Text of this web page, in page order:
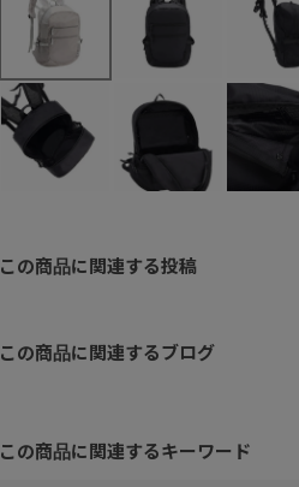
この商品に関連する投稿
この商品に関連するブログ
この商品に関連するキーワード